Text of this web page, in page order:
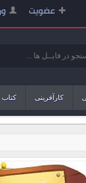
عضویت
کارآفرینی کتاب